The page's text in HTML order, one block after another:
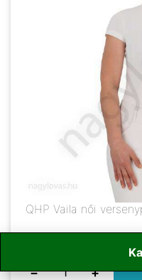
QHP Vaila női
− +